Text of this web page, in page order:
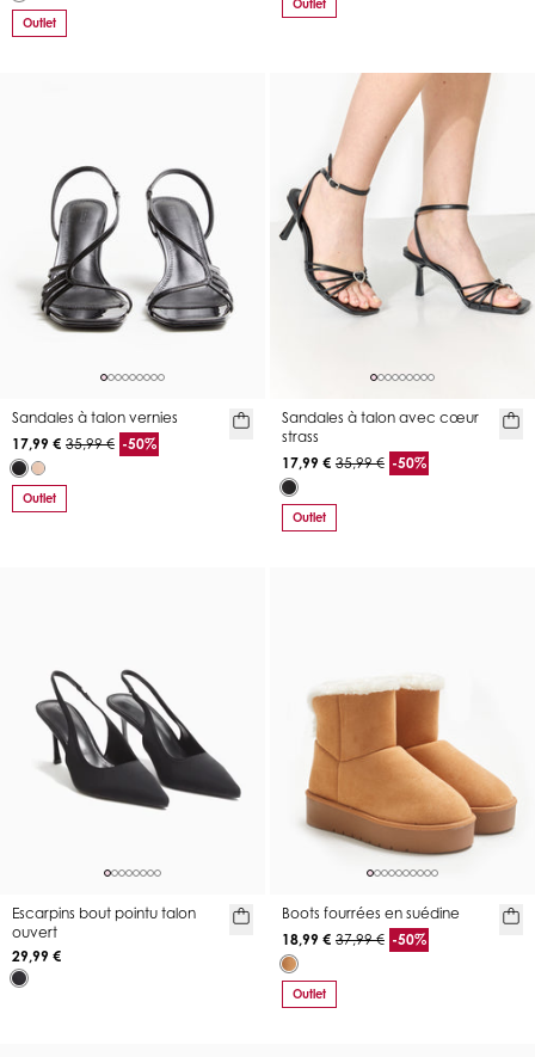
Outlet
Outlet
Sandales à talon vernies
17,99 € 35,99 € -50%
Outlet
Sandales à talon avec cœur
strass
17,99 € 35,99 € -50%
Outlet
Escarpins bout pointu talon
ouvert
29,99 €
Boots fourrées en suédine
18,99 € 37,99 € -50%
Outlet